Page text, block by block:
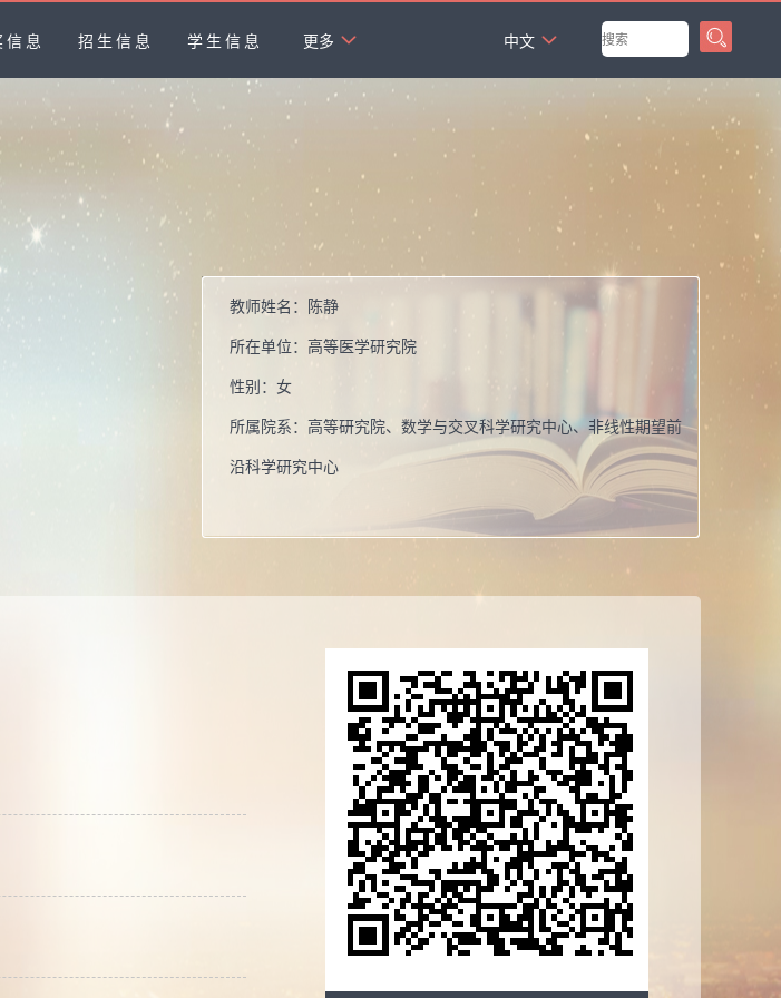
信息 招生信息 学生信息 更多
中文
教师姓名： 陈静
所在单位： 高等医学研究院
性别： 女
所属院系： 高等研究院、数学与交叉科学研究中心、非线性期望前
沿科学研究中心